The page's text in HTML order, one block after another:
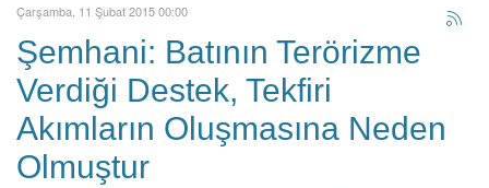
Çarşamba, 11 Şubat 2015 00:00
Şemhani: Batının Terörizme
Verdiği Destek, Tekfiri
Akımların Oluşmasına Neden
Olmuştur